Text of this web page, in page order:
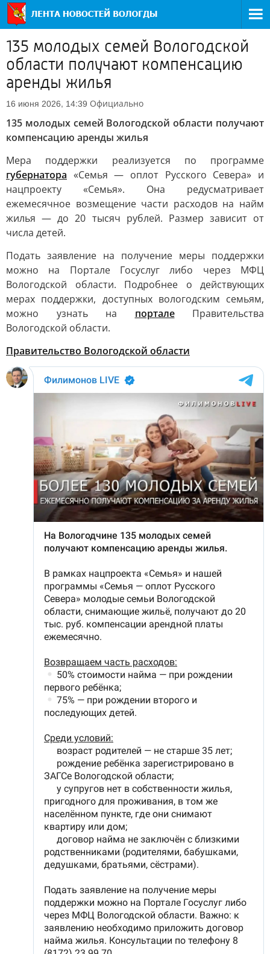
135 молодых семей Вологодской
области получают компенсацию
аренды жилья
16 июня 2026, 14:39 Официально
135 молодых семей Вологодской области получают
компенсацию аренды жилья
Мера поддержки реализуется по программе
губернатора «Семья — оплот Русского Севера» и
нацпроекту «Семья». Она редусматривает
ежемесячное возмещение части расходов на найм
жилья — до 20 тысяч рублей. Размер зависит от
числа детей.
Подать заявление на получение меры поддержки
можно на Портале Госуслуг либо через МФЦ
Вологодской области. Подробнее о действующих
мерах поддержки, доступных вологодским семьям,
можно узнать на порталеПравительства
Вологодской области.
Правительство Вологодской области